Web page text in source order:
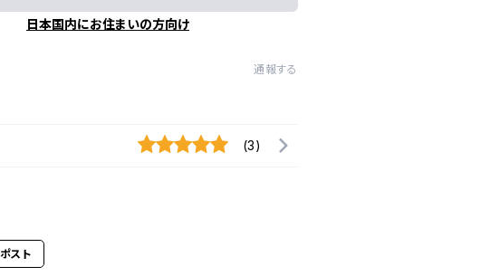
日本国内にお住まいの方向け
通報する
(3)
ポスト